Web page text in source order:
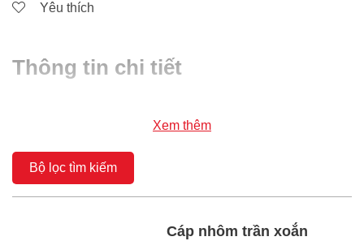
Yêu thích
Thông tin chi tiết
Xem thêm
Bộ lọc tìm kiếm
Cáp nhôm trần xoắn